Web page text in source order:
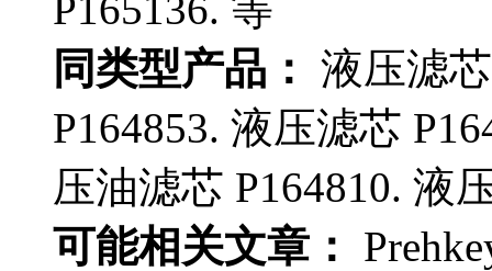
同类型产品： 液压滤
P164853. 液压滤芯
压油滤芯 P164810. 液
可能相关文章：